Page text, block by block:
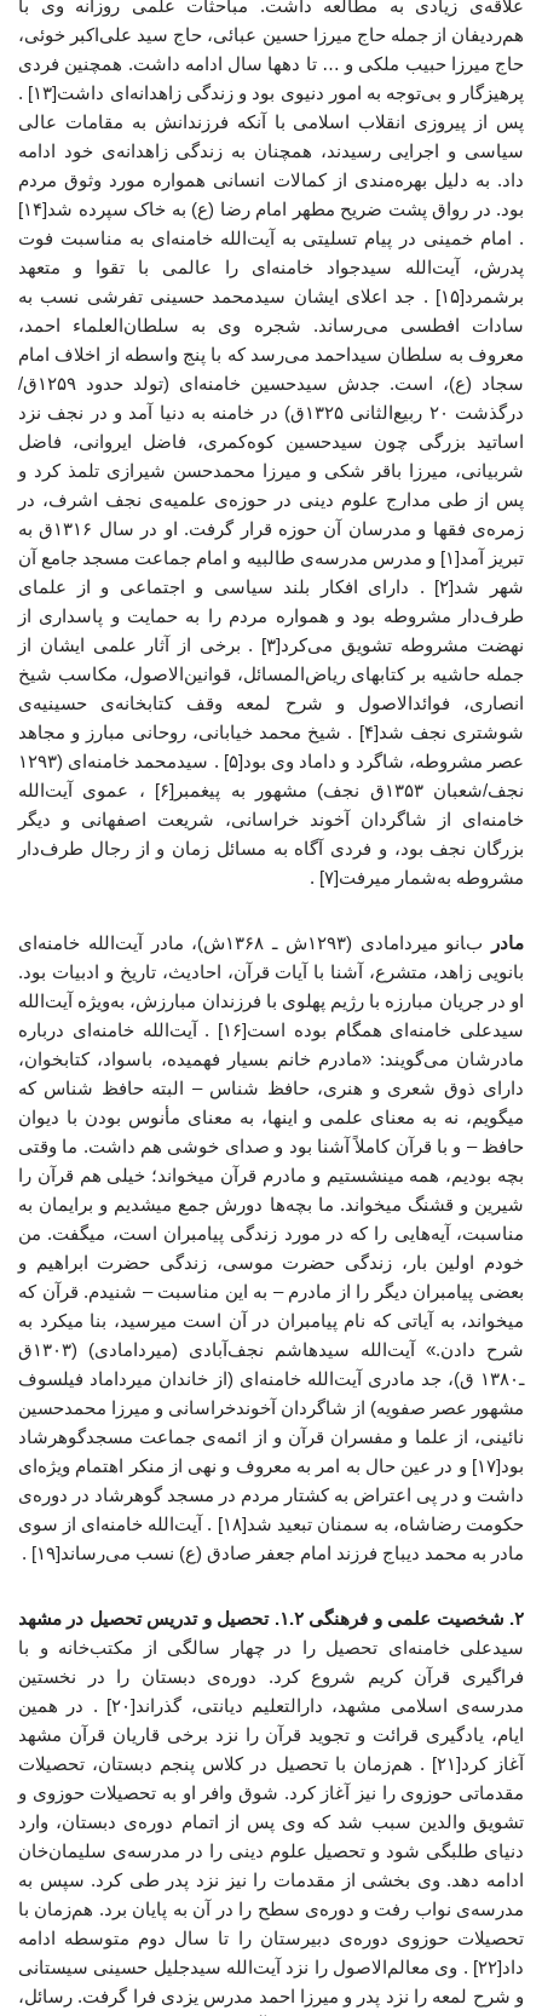
علاقه‌ی زیادی به مطالعه داشت. مباحثات علمی روزانه وی با
هم‌ردیفان از جمله حاج میرزا حسین عبائی، حاج سید علی‌اکبر خوئی،
حاج میرزا حبیب ملکی و … تا دهها سال ادامه داشت. همچنین فردی
پرهیزگار و بی‌توجه به امور دنیوی بود و زندگی زاهدانه‌ای داشت[۱۳] .
پس از پیروزی انقلاب اسلامی با آنکه فرزندانش به مقامات عالی
سیاسی و اجرایی رسیدند، همچنان به زندگی زاهدانه‌ی خود ادامه
داد. به دلیل بهره‌مندی از کمالات انسانی همواره مورد وثوق مردم
بود. در رواق پشت ضریح مطهر امام رضا (ع) به خاک سپرده شد[۱۴]
. امام خمینی در پیام تسلیتی به آیت‌الله خامنه‌ای به مناسبت فوت
پدرش، آیت‌الله سیدجواد خامنه‌ای را عالمی با تقوا و متعهد
برشمرد[۱۵] . جد اعلای ایشان سیدمحمد حسینی تفرشی نسب به
سادات افطسی می‌رساند. شجره وی به سلطان‌العلماء احمد،
معروف به سلطان سیداحمد می‌رسد که با پنج واسطه از اخلاف امام
سجاد (ع)، است. جدش سیدحسین خامنه‌ای (تولد حدود ۱۲۵۹ق/
درگذشت ۲۰ ربیع‌الثانی ۱۳۲۵ق) در خامنه به دنیا آمد و در نجف نزد
اساتید بزرگی چون سیدحسین کوه‌کمری، فاضل ایروانی، فاضل
شربیانی، میرزا باقر شکی و میرزا محمدحسن شیرازی تلمذ کرد و
پس از طی مدارج علوم دینی در حوزه‌ی علمیه‌ی نجف اشرف، در
زمره‌ی فقها و مدرسان آن حوزه قرار گرفت. او در سال ۱۳۱۶ق به
تبریز آمد[۱] و مدرس مدرسه‌ی طالبیه و امام جماعت مسجد جامع آن
شهر شد[۲] . دارای افکار بلند سیاسی و اجتماعی و از علمای
طرف‌دار مشروطه بود و همواره مردم را به حمایت و پاسداری از
نهضت مشروطه تشویق می‌کرد[۳] . برخی از آثار علمی ایشان از
جمله حاشیه بر کتابهای ریاض‌المسائل، قوانین‌الاصول، مکاسب شیخ
انصاری، فوائدالاصول و شرح لمعه وقف کتابخانه‌ی حسینیه‌ی
شوشتری نجف شد[۴] . شیخ محمد خیابانی، روحانی مبارز و مجاهد
عصر مشروطه، شاگرد و داماد وی بود[۵] . سیدمحمد خامنه‌ای (۱۲۹۳
نجف/شعبان ۱۳۵۳ق نجف) مشهور به پیغمبر[۶] ، عموی آیت‌الله
خامنه‌ای از شاگردان آخوند خراسانی، شریعت اصفهانی و دیگر
بزرگان نجف بود، و فردی آگاه به مسائل زمان و از رجال طرف‌دار
مشروطه به‌شمار میرفت[۷] .
مادر
بانو میردامادی (۱۲۹۳ش ـ ۱۳۶۸ش)، مادر آیت‌الله خامنه‌ای
بانویی زاهد، متشرع، آشنا با آیات قرآن، احادیث، تاریخ و ادبیات بود.
او در جریان مبارزه با رژیم پهلوی با فرزندان مبارزش، به‌ویژه آیت‌الله
سیدعلی خامنه‌ای همگام بوده است[۱۶] . آیت‌الله خامنه‌ای درباره
مادرشان می‌گویند: «مادرم خانم بسیار فهمیده، باسواد، کتابخوان،
دارای ذوق شعری و هنری، حافظ شناس – البته حافظ شناس که
میگویم، نه به معنای علمی و اینها، به معنای مأنوس بودن با دیوان
حافظ – و با قرآن کاملاً آشنا بود و صدای خوشی هم داشت. ما وقتی
بچه بودیم، همه مینشستیم و مادرم قرآن میخواند؛ خیلی هم قرآن را
شیرین و قشنگ میخواند. ما بچه‌ها دورش جمع میشدیم و برایمان به
مناسبت، آیه‌هایی را که در مورد زندگی پیامبران است، میگفت. من
خودم اولین بار، زندگی حضرت موسی، زندگی حضرت ابراهیم و
بعضی پیامبران دیگر را از مادرم – به این مناسبت – شنیدم. قرآن که
میخواند، به آیاتی که نام پیامبران در آن است میرسید، بنا میکرد به
شرح دادن.» آیت‌الله سیدهاشم نجف‌آبادی (میردامادی) (۱۳۰۳ق
ـ۱۳۸۰ ق)، جد مادری آیت‌الله خامنه‌ای (از خاندان میرداماد فیلسوف
مشهور عصر صفویه) از شاگردان آخوندخراسانی و میرزا محمدحسین
نائینی، از علما و مفسران قرآن و از ائمه‌ی جماعت مسجدگوهرشاد
بود[۱۷] و در عین حال به امر به معروف و نهی از منکر اهتمام ویژه‌ای
داشت و در پی اعتراض به کشتار مردم در مسجد گوهرشاد در دوره‌ی
حکومت رضاشاه، به سمنان تبعید شد[۱۸] . آیت‌الله خامنه‌ای از سوی
مادر به محمد دیباج فرزند امام جعفر صادق (ع) نسب می‌رساند[۱۹] .
۲. شخصیت علمی و فرهنگی ۱.۲. تحصیل و تدریس
تحصیل در مشهد
سیدعلی خامنه‌ای تحصیل را در چهار سالگی از مکتب‌خانه و با
فراگیری قرآن کریم شروع کرد. دوره‌ی دبستان را در نخستین
مدرسه‌ی اسلامی مشهد، دارالتعلیم دیانتی، گذراند[۲۰] . در همین
ایام، یادگیری قرائت و تجوید قرآن را نزد برخی قاریان قرآن مشهد
آغاز کرد[۲۱] . هم‌زمان با تحصیل در کلاس پنجم دبستان، تحصیلات
مقدماتی حوزوی را نیز آغاز کرد. شوق وافر او به تحصیلات حوزوی و
تشویق والدین سبب شد که وی پس از اتمام دوره‌ی دبستان، وارد
دنیای طلبگی شود و تحصیل علوم دینی را در مدرسه‌ی سلیمان‌خان
ادامه دهد. وی بخشی از مقدمات را نیز نزد پدر طی کرد. سپس به
مدرسه‌ی نواب رفت و دوره‌ی سطح را در آن به پایان برد. هم‌زمان با
تحصیلات حوزوی دوره‌ی دبیرستان را تا سال دوم متوسطه ادامه
داد[۲۲] . وی معالم‌الاصول را نزد آیت‌الله سیدجلیل حسینی سیستانی
و شرح لمعه را نزد پدر و میرزا احمد مدرس یزدی فرا گرفت. رسائل،